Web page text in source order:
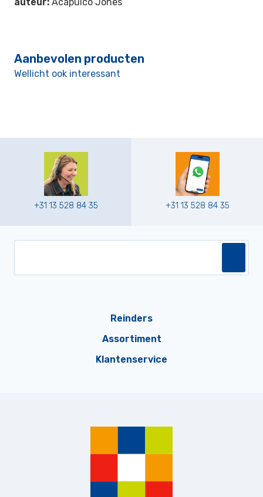
Aanbevolen producten
Wellicht ook interessant
+31 13 528 84 35 +31 13 528 84 35
Reinders
Assortiment
Klantenservice